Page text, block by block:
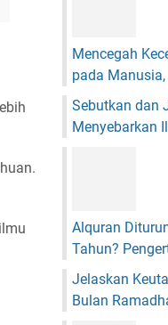
Mencegah
pada
Sebutkan dan
Menyebarkan
Alquran
Tahun?
Jelaskan
Bulan